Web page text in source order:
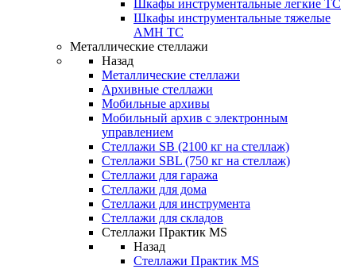
Шкафы инструментальные легкие ТС
Шкафы инструментальные тяжелые
AMH TC
Металлические стеллажи
Назад
Металлические стеллажи
Архивные стеллажи
Мобильные архивы
Мобильный архив с электронным
управлением
Стеллажи SB (2100 кг на стеллаж)
Стеллажи SBL (750 кг на стеллаж)
Стеллажи для гаража
Стеллажи для дома
Стеллажи для инструмента
Стеллажи для складов
Стеллажи Практик MS
Назад
Стеллажи Практик MS